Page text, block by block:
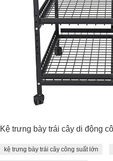
Kệ trưng bày trái cây di động
kệ trưng bày trái cây công suất lớn